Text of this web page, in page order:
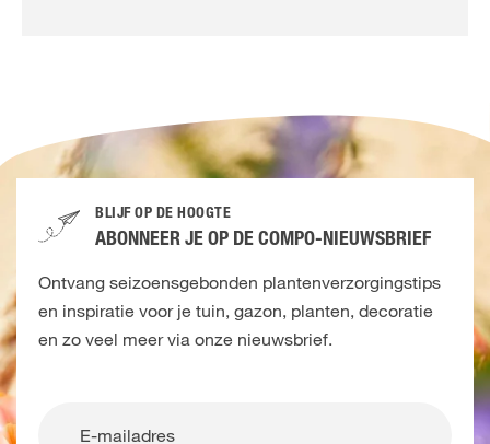
BLIJF OP DE HOOGTE
ABONNEER JE OP DE COMPO-NIEUWSBRIEF
Ontvang seizoensgebonden plantenverzorgingstips
en inspiratie voor je tuin, gazon, planten, decoratie
en zo veel meer via onze nieuwsbrief.